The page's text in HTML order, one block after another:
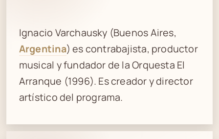
Ignacio Varchausky (Buenos Aires,
Argentina) es contrabajista, productor
musical y fundador de la Orquesta El
Arranque (1996). Es creador y director
artístico del programa.